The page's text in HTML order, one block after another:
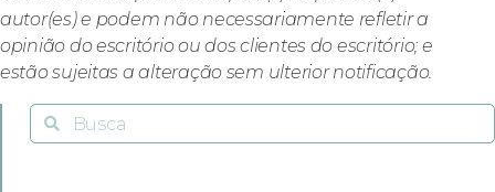
autor(es) e podem não necessariamente refletir a
opinião do escritório ou dos clientes do escritório; e
estão sujeitas a alteração sem ulterior notificação.